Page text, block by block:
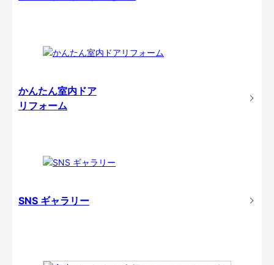
かんたん室内ドア
リフォーム
SNS ギャラリー